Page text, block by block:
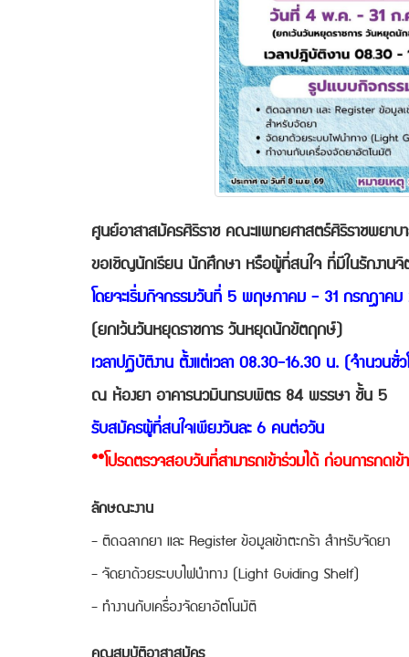
ศูนย์อาสาสมัครศิริราช คณะแพทยศาสตร์ศิริราชพย
ขอเชิญนักเรียน นักศึกษา หรือผู้ที่สนใจ ที่มีในรักงาน
โดยจะเริ่มกิจกรรมวันที่ 5 พฤษภาคม - 31 กรกฎาค
(ยกเว้นวันหยุดราชการ วันหยุดนักขัตฤกษ์)
เวลาปฏิบัติงาน ตั้งแต่เวลา 08.30-16.30 น. (จำนวนชั่
ณ ห้องยา อาคารนวมินทรบพิตร 84 พรรษา ชั้น 5
รับสมัครผู้ที่สนใจเพียงวันละ 6 คนต่อวัน
**โปรดตรวจสอบวันที่สามารถเข้าร่วมได้ ก่อนการกดเข้
ลักษณะงาน
- ติดฉลากยา และ Register ข้อมูลเข้าตะกร้า สำหรับจัดยา
- จัดยาด้วยระบบไฟนำทาง (Light Guiding Shelf)
- ทำงานกับเครื่องจัดยาอัตโนมัติ